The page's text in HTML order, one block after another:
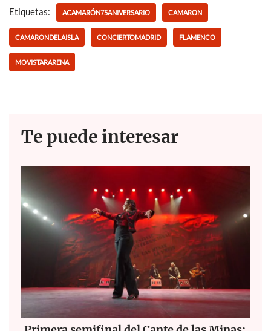
b
o
o
k
er s
A
p
Etiquetas: ACAMARÓN75ANIVERSARIO CAMARON
CAMARONDELAISLA CONCIERTOMADRID FLAMENCO
MOVISTARARENA
Te puede interesar